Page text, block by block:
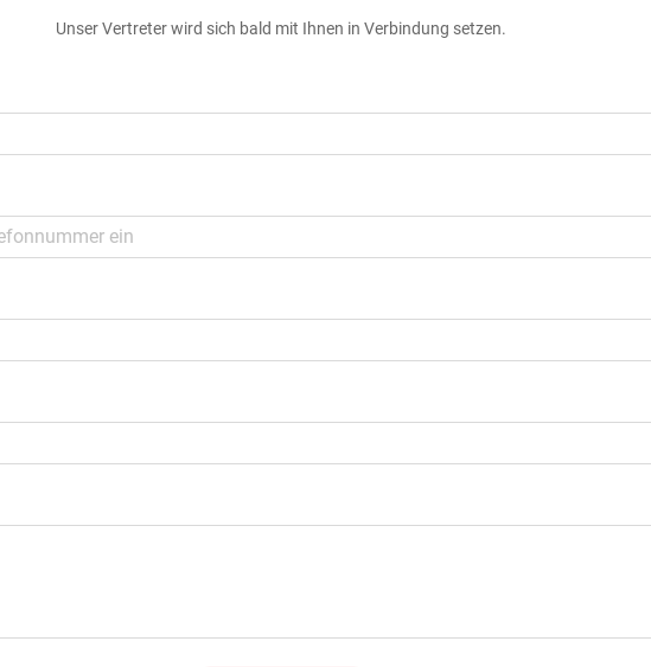
Unser Vertreter wird sich bald mit Ihnen in Verbindung setzen.